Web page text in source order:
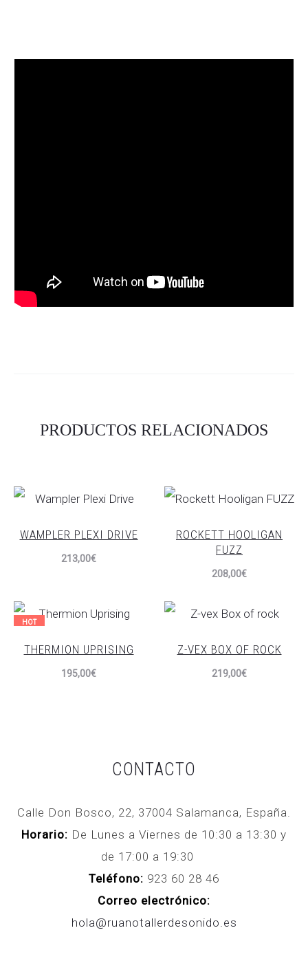
PRODUCTOS RELACIONADOS
WAMPLER PLEXI DRIVE
213,00€
ROCKETT HOOLIGAN
FUZZ
208,00€
HOT
THERMION UPRISING
195,00€
Z-VEX BOX OF ROCK
219,00€
CONTACTO
Calle Don Bosco, 22, 37004 Salamanca, España.
Horario: De Lunes a Viernes de 10:30 a 13:30 y
de 17:00 a 19:30
Teléfono: 923 60 28 46
Correo electrónico:
hola@ruanotallerdesonido.es